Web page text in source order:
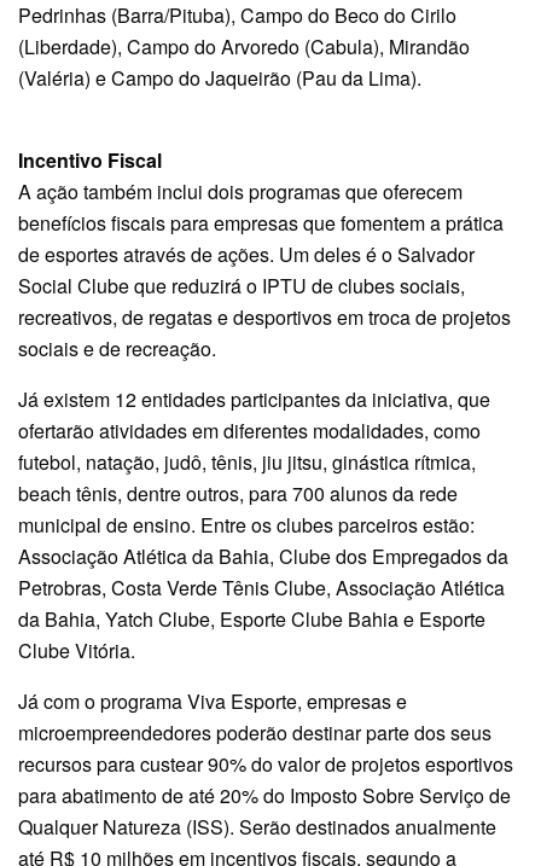
Pedrinhas (Barra/Pituba), Campo do Beco do Cirilo
(Liberdade), Campo do Arvoredo (Cabula), Mirandão
(Valéria) e Campo do Jaqueirão (Pau da Lima).
Incentivo Fiscal
A ação também inclui dois programas que oferecem
benefícios fiscais para empresas que fomentem a prática
de esportes através de ações. Um deles é o Salvador
Social Clube que reduzirá o IPTU de clubes sociais,
recreativos, de regatas e desportivos em troca de projetos
sociais e de recreação.
Já existem 12 entidades participantes da iniciativa, que
ofertarão atividades em diferentes modalidades, como
futebol, natação, judô, tênis, jiu jitsu, ginástica rítmica,
beach tênis, dentre outros, para 700 alunos da rede
municipal de ensino. Entre os clubes parceiros estão:
Associação Atlética da Bahia, Clube dos Empregados da
Petrobras, Costa Verde Tênis Clube, Associação Atlética
da Bahia, Yatch Clube, Esporte Clube Bahia e Esporte
Clube Vitória.
Já com o programa Viva Esporte, empresas e
microempreendedores poderão destinar parte dos seus
recursos para custear 90% do valor de projetos esportivos
para abatimento de até 20% do Imposto Sobre Serviço de
Qualquer Natureza (ISS). Serão destinados anualmente
até R$ 10 milhões em incentivos fiscais, segundo a